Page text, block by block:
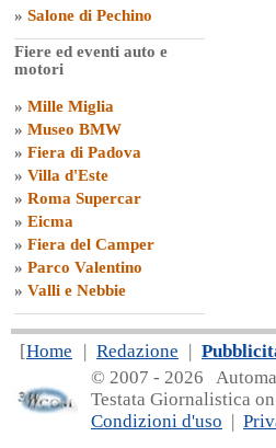
» Salone di Pechino
Fiere ed eventi auto e
motori
» Mille Miglia
» Museo BMW
» Fiera di Padova
» Villa d'Este
» Roma Supercar
» Eicma
» Fiera del Camper
» Parco Valentino
» Valli e Nebbie
[Home | Redazione |
© 2007 - 2026
Testata Giornalistica
Condizioni d'uso |